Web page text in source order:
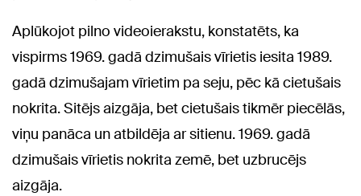
Aplūkojot pilno videoierakstu, konstatēts, ka
vispirms 1969. gadā dzimušais vīrietis iesita 1989.
gadā dzimušajam vīrietim pa seju, pēc kā cietušais
nokrita. Sitējs aizgāja, bet cietušais tikmēr piecēlās,
viņu panāca un atbildēja ar sitienu. 1969. gadā
dzimušais vīrietis nokrita zemē, bet uzbrucējs
aizgāja.